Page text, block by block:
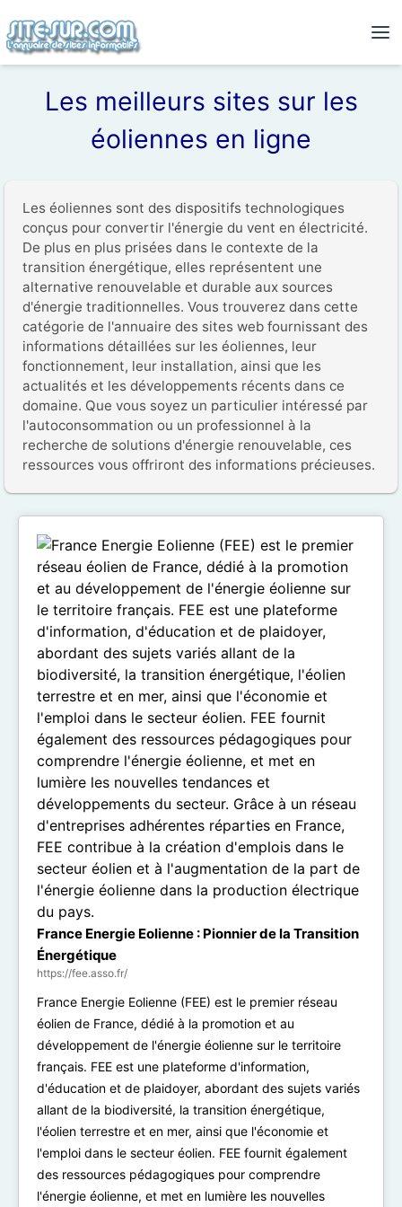
Les meilleurs sites sur les
éoliennes en ligne
Les éoliennes sont des dispositifs technologiques
conçus pour convertir l'énergie du vent en électricité.
De plus en plus prisées dans le contexte de la
transition énergétique, elles représentent une
alternative renouvelable et durable aux sources
d'énergie traditionnelles. Vous trouverez dans cette
catégorie de l'annuaire des sites web fournissant des
informations détaillées sur les éoliennes, leur
fonctionnement, leur installation, ainsi que les
actualités et les développements récents dans ce
domaine. Que vous soyez un particulier intéressé par
l'autoconsommation ou un professionnel à la
recherche de solutions d'énergie renouvelable, ces
ressources vous offriront des informations précieuses.
France Energie Eolienne : Pionnier de la Transition
Énergétique
https://fee.asso.fr/
France Energie Eolienne (FEE) est le premier réseau
éolien de France, dédié à la promotion et au
développement de l'énergie éolienne sur le territoire
français. FEE est une plateforme d'information,
d'éducation et de plaidoyer, abordant des sujets variés
allant de la biodiversité, la transition énergétique,
l'éolien terrestre et en mer, ainsi que l'économie et
l'emploi dans le secteur éolien. FEE fournit également
des ressources pédagogiques pour comprendre
l'énergie éolienne, et met en lumière les nouvelles